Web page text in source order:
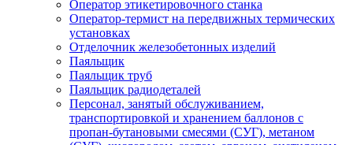
Оператор этикетировочного станка
Оператор-термист на передвижных термических
установках
Отделочник железобетонных изделий
Паяльщик
Паяльщик труб
Паяльщик радиодеталей
Персонал, занятый обслуживанием,
транспортировкой и хранением баллонов с
пропан-бутановыми смесями (СУГ), метаном